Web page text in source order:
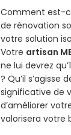
Comment est-
de rénovation
votre solution
Votre artisan
ne lui devrez
? Qu’il
significative de
d’améliorer
valorisera votre